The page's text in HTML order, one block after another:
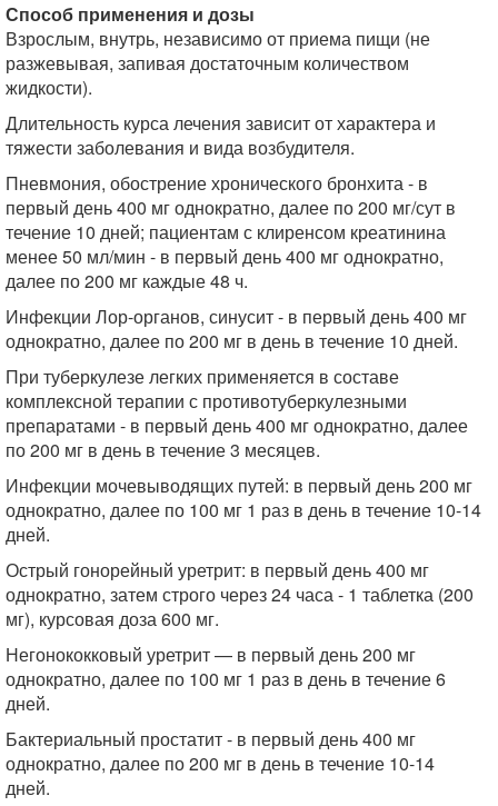
Способ применения и дозы
Взрослым, внутрь, независимо от приема пищи (не
разжевывая, запивая достаточным количеством
жидкости).
Длительность курса лечения зависит от характера и
тяжести заболевания и вида возбудителя.
Пневмония, обострение хронического бронхита - в
первый день 400 мг однократно, далее по 200 мг/сут в
течение 10 дней; пациентам с клиренсом креатинина
менее 50 мл/мин - в первый день 400 мг однократно,
далее по 200 мг каждые 48 ч.
Инфекции Лор-органов, синусит - в первый день 400 мг
однократно, далее по 200 мг в день в течение 10 дней.
При туберкулезе легких применяется в составе
комплексной терапии с противотуберкулезными
препаратами - в первый день 400 мг однократно, далее
по 200 мг в день в течение 3 месяцев.
Инфекции мочевыводящих путей: в первый день 200 мг
однократно, далее по 100 мг 1 раз в день в течение 10-14
дней.
Острый гонорейный уретрит: в первый день 400 мг
однократно, затем строго через 24 часа - 1 таблетка (200
мг), курсовая доза 600 мг.
Негонококковый уретрит — в первый день 200 мг
однократно, далее по 100 мг 1 раз в день в течение 6
дней.
Бактериальный простатит - в первый день 400 мг
однократно, далее по 200 мг в день в течение 10-14
дней.